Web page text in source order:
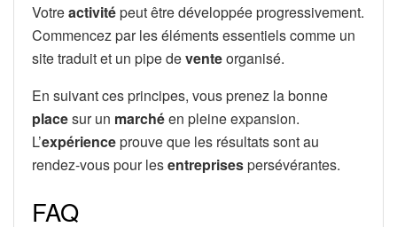
Votreactivitépeut être développée progressivement.
Commencez par les éléments essentiels comme un
site traduit et un pipe deventeorganisé.
En suivant ces principes, vous prenez la bonne
placesur un marchéen pleine expansion.
L’expérienceprouve que les résultats sont au
rendez-vous pour lesentreprisespersévérantes.
FAQ